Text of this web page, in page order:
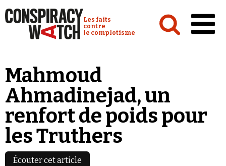
Conspiracy Watch :
Les faits
contre
le complotisme
Analyses
Conspipédia
Vidéos
Émissions
Revues de presse
Mahmoud
Ahmadinejad, un
renfort de poids pour
les Truthers
Écouter cet article